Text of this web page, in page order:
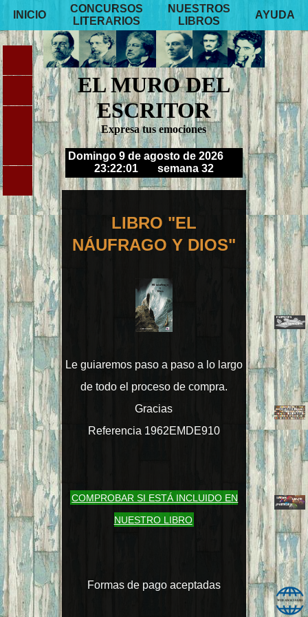
INICIO
CONCURSOS
LITERARIOS
NUESTROS
LIBROS
AYUDA
EL MURO DEL
ESCRITOR
Expresa tus emociones
Domingo 9 de agosto de 2026
23:22:02semana 32
LIBRO "EL
NÁUFRAGO Y DIOS"
Le guiaremos paso a paso a lo largo
de todo el proceso de compra.
Gracias
Referencia 1962EMDE910
COMPROBAR SI ESTÁ INCLUIDO EN
NUESTRO LIBRO
Formas de pago aceptadas